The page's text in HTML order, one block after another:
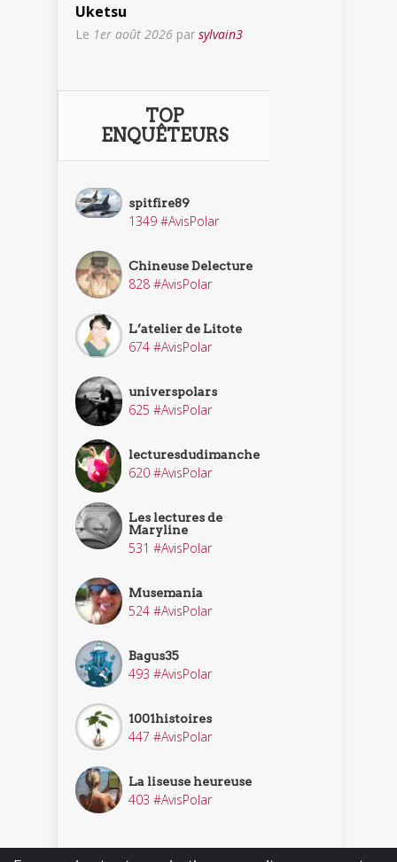
Uketsu
Le 1er août 2026 par sylvain3
TOP
ENQUÊTEURS
spitfire89
1349 #AvisPolar
Chineuse Delecture
828 #AvisPolar
L’atelier de Litote
674 #AvisPolar
universpolars
625 #AvisPolar
lecturesdudimanche
620 #AvisPolar
Les lectures de
Maryline
531 #AvisPolar
Musemania
524 #AvisPolar
Bagus35
493 #AvisPolar
1001histoires
447 #AvisPolar
La liseuse heureuse
403 #AvisPolar